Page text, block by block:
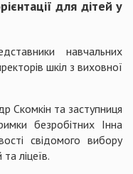
для дітей у
навчальних
шкіл з виховної
Скомкін та заступниця
безробітних Інна
свідомого вибору
ліцеїв.